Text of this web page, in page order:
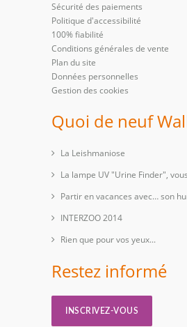
Sécurité des paiements
Politique d'accessibilité
100% fiabilité
Conditions générales de vente
Plan du site
Données personnelles
Gestion des cookies
Quoi de neuf
La Leishmaniose
La lampe UV "Urine Finder",
Partir en vacances avec… son
INTERZOO 2014
Rien que pour vos yeux...
Restez informé
INSCRIVEZ-VOUS